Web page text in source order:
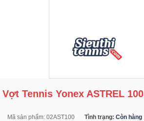
Vợt Tennis Yonex ASTREL 100
Mã sản phẩm: 02AST100 Tình trạng: Còn hàng